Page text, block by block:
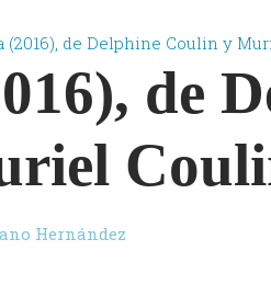
(2016), de Delphine Coulin y
de
Hernández